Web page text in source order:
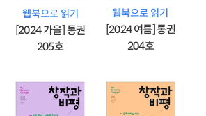
웹북으로 읽기
[2024 가을] 통권
205호
웹북으로 읽기
[2024 여름] 통권
204호